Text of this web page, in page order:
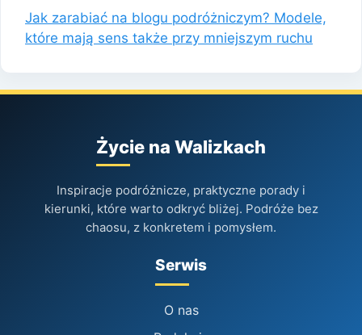
Jak zarabiać na blogu podróżniczym? Modele,
które mają sens także przy mniejszym ruchu
Życie na Walizkach
Inspiracje podróżnicze, praktyczne porady i
kierunki, które warto odkryć bliżej. Podróże bez
chaosu, z konkretem i pomysłem.
Serwis
O nas